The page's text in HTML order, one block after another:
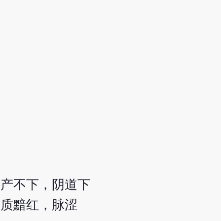
不下，阴道下
黯红，脉涩